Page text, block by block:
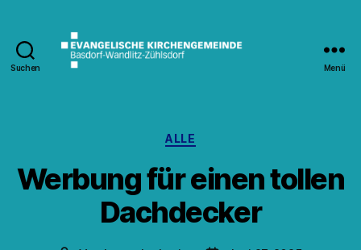
Suchen Menü
Kategorien
ALLE
Werbung für einen tollen
Dachdecker